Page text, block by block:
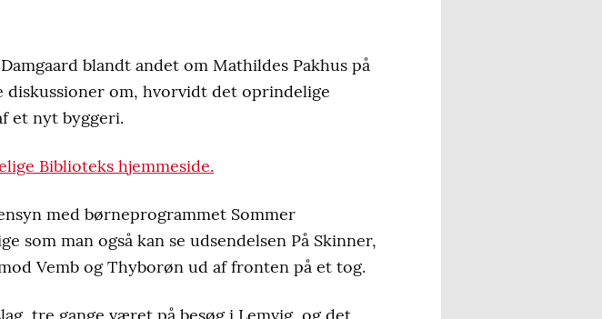
blandt andet om Mathildes Pakhus på
om, hvorvidt det oprindelige
et nyt byggeri.
Biblioteks hjemmeside.
med børneprogrammet Sommer
som man også kan se udsendelsen På Skinner,
Vemb og Thyborøn ud af fronten på et tog.
tre gange været på besøg i Lemvig, og det